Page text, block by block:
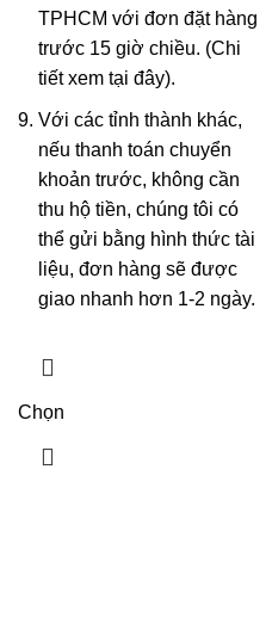
TPHCM với đơn đặt hàng
trước 15 giờ chiều. (Chi
tiết xemtại đây).
Với các tỉnh thành khác,
nếu thanh toán chuyển
khoản trước, không cần
thu hộ tiền, chúng tôi có
thể gửi bằng hình thức tài
liệu, đơn hàng sẽ được
giao nhanh hơn 1-2 ngày.
Chọn